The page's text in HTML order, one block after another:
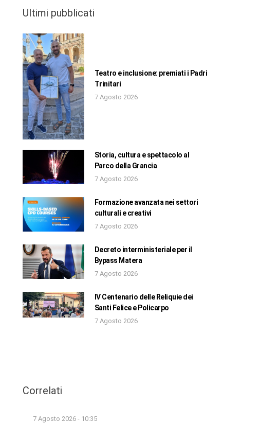
Ultimi pubblicati
Teatro e inclusione: premiati i Padri
Trinitari
7 Agosto 2026
Storia, cultura e spettacolo al
Parco della Grancia
7 Agosto 2026
Formazione avanzata nei settori
culturali e creativi
7 Agosto 2026
Decreto interministeriale per il
Bypass Matera
7 Agosto 2026
IV Centenario delle Reliquie dei
Santi Felice e Policarpo
7 Agosto 2026
Correlati
7 Agosto 2026 - 10:35